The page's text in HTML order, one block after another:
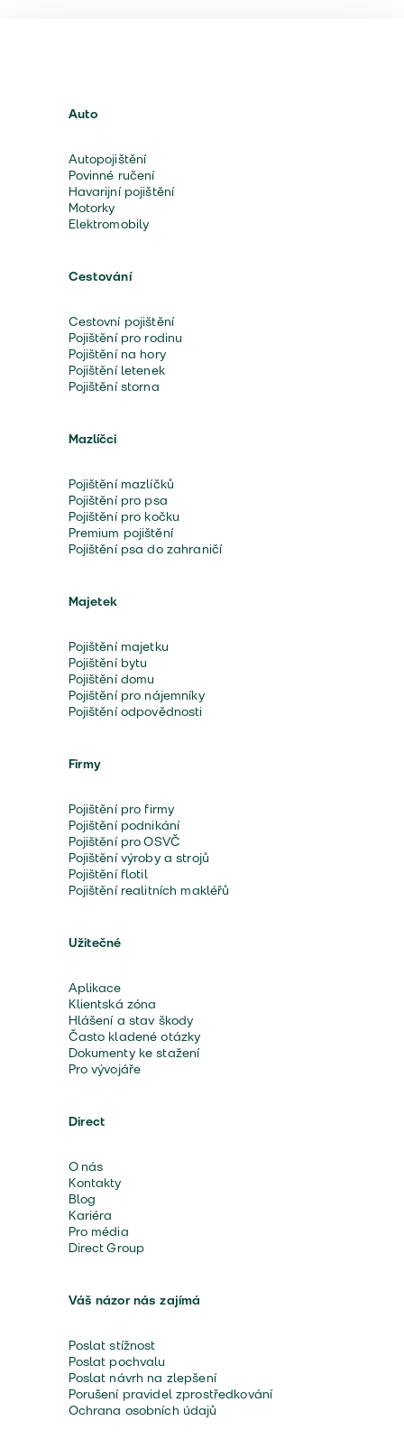
Auto
Autopojištění
Povinné ručení
Havarijní pojištění
Motorky
Elektromobily
Cestování
Cestovní pojištění
Pojištění pro rodinu
Pojištění na hory
Pojištění letenek
Pojištění storna
Mazlíčci
Pojištění mazlíčků
Pojištění pro psa
Pojištění pro kočku
Premium pojištění
Pojištění psa do zahraničí
Majetek
Pojištění majetku
Pojištění bytu
Pojištění domu
Pojištění pro nájemníky
Pojištění odpovědnosti
Firmy
Pojištění pro firmy
Pojištění podnikání
Pojištění pro OSVČ
Pojištění výroby a strojů
Pojištění flotil
Pojištění realitních makléřů
Užitečné
Aplikace
Klientská zóna
Hlášení a stav škody
Často kladené otázky
Dokumenty ke stažení
Pro vývojáře
Direct
O nás
Kontakty
Blog
Kariéra
Pro média
Direct Group
Váš názor nás zajímá
Poslat stížnost
Poslat pochvalu
Poslat návrh na zlepšení
Porušení pravidel zprostředkování
Ochrana osobních údajů